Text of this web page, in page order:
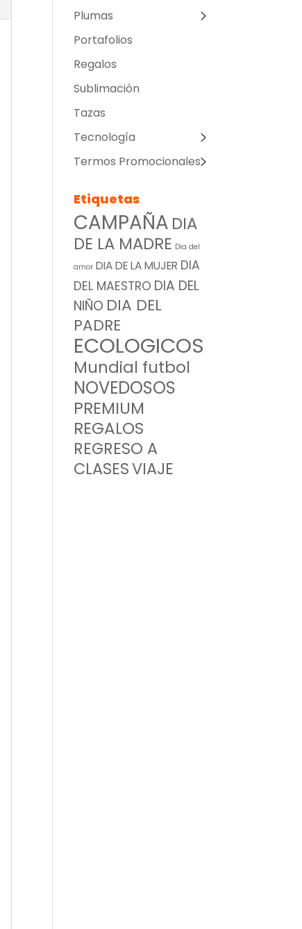
Plumas
Portafolios
Regalos
Sublimación
Tazas
Tecnología
Termos Promocionales
Etiquetas
CAMPAÑA DIA
DE LA MADRE Dia del
amor DIA DE LA MUJER DIA
DEL MAESTRO DIA DEL
NIÑO DIA DEL
PADRE
ECOLOGICOS
Mundial futbol
NOVEDOSOS
PREMIUM
REGALOS
REGRESO A
CLASESVIAJE